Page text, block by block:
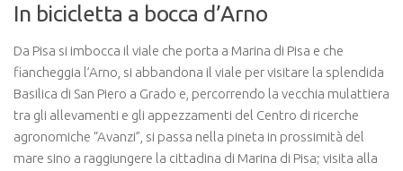
In bicicletta a bocca d’Arno
Da Pisa si imbocca il viale che porta a Marina di Pisa e che
fiancheggia l’Arno, si abbandona il viale per visitare la splendida
Basilica di San Piero a Grado e, percorrendo la vecchia mulattiera
tra gli allevamenti e gli appezzamenti del Centro di ricerche
agronomiche “Avanzi”, si passa nella pineta in prossimità del
mare sino a raggiungere la cittadina di Marina di Pisa; visita alla